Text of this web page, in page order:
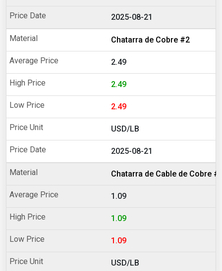
2025-08-21
Chatarra de Cobre #2
2.49
2.49
2.49
USD/LB
2025-08-21
Chatarra de Cable de Cobre
1.09
1.09
1.09
USD/LB